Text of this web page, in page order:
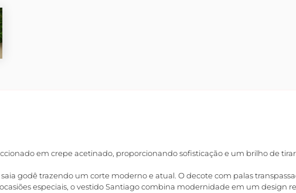
em crepe acetinado, proporcionando sofisticação e um brilho de tirar
godê trazendo um corte moderno e atual. O decote com palas
especiais, o vestido Santiago combina modernidade em um design